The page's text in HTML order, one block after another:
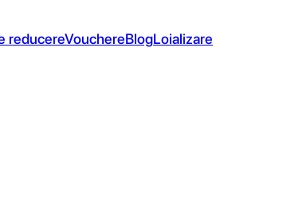
reducereVouchereBlogLoializare